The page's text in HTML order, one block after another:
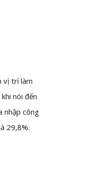
vị trí làm
nói đến
nhập công
29,8%.